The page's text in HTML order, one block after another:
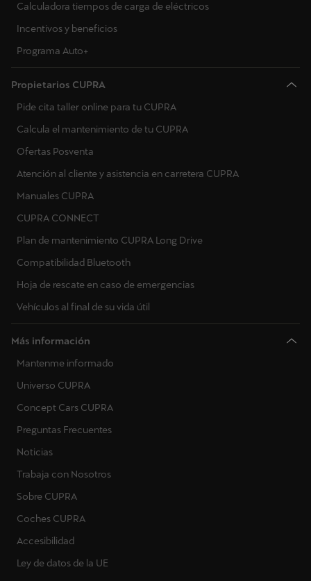
Calculadora tiempos de carga de eléctricos
Incentivos y beneficios
Programa Auto+
Propietarios CUPRA
Pide cita taller online para tu CUPRA
Calcula el mantenimiento de tu CUPRA
Ofertas Posventa
Atención al cliente y asistencia en carretera CUPRA
Manuales CUPRA
CUPRA CONNECT
Plan de mantenimiento CUPRA Long Drive
Compatibilidad Bluetooth
Hoja de rescate en caso de emergencias
Vehículos al final de su vida útil
Más información
Mantenme informado
Universo CUPRA
Concept Cars CUPRA
Preguntas Frecuentes
Noticias
Trabaja con Nosotros
Sobre CUPRA
Coches CUPRA
Accesibilidad
Ley de datos de la UE